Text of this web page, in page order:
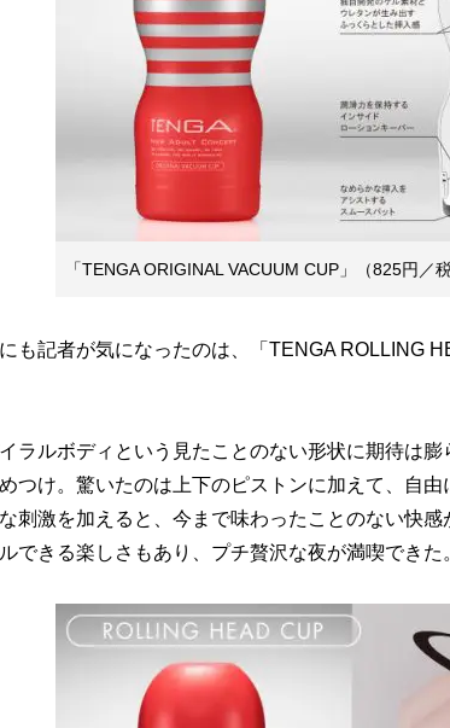
「TENGA ORIGINAL VACUUM CUP」（825円／税
も記者が気になったのは、「TENGA ROLLING
ラルボディという見たことのない形状に期待は
つけ。驚いたのは上下のピストンに加えて、自
刺激を加えると、今まで味わったことのない快
できる楽しさもあり、プチ贅沢な夜が満喫できた。